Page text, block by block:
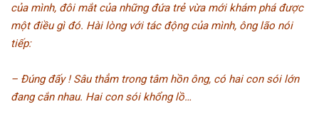
của mình, đôi mắt của những đứa trẻ vừa mới khám phá được
một điều gì đó. Hài lòng với tác động của mình, ông lão nói
tiếp:
– Đúng đấy ! Sâu thẳm trong tâm hồn ông, có hai con sói lớn
đang cắn nhau. Hai con sói khổng lồ…